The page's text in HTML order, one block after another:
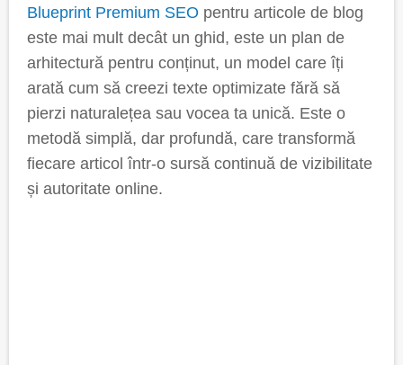
Blueprint Premium SEO pentru articole de blog
este mai mult decât un ghid, este un plan de
arhitectură pentru conținut, un model care îți
arată cum să creezi texte optimizate fără să
pierzi naturalețea sau vocea ta unică. Este o
metodă simplă, dar profundă, care transformă
fiecare articol într-o sursă continuă de vizibilitate
și autoritate online.